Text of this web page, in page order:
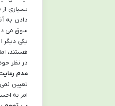
بسیاری از
دادن به
سوق می
یکی دیگر
هستند،
در نظر
عدم
تعیین
امر به